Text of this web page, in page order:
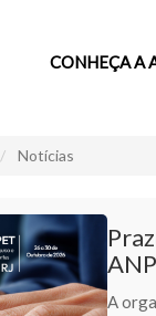
CONHEÇA A
Notícias
A